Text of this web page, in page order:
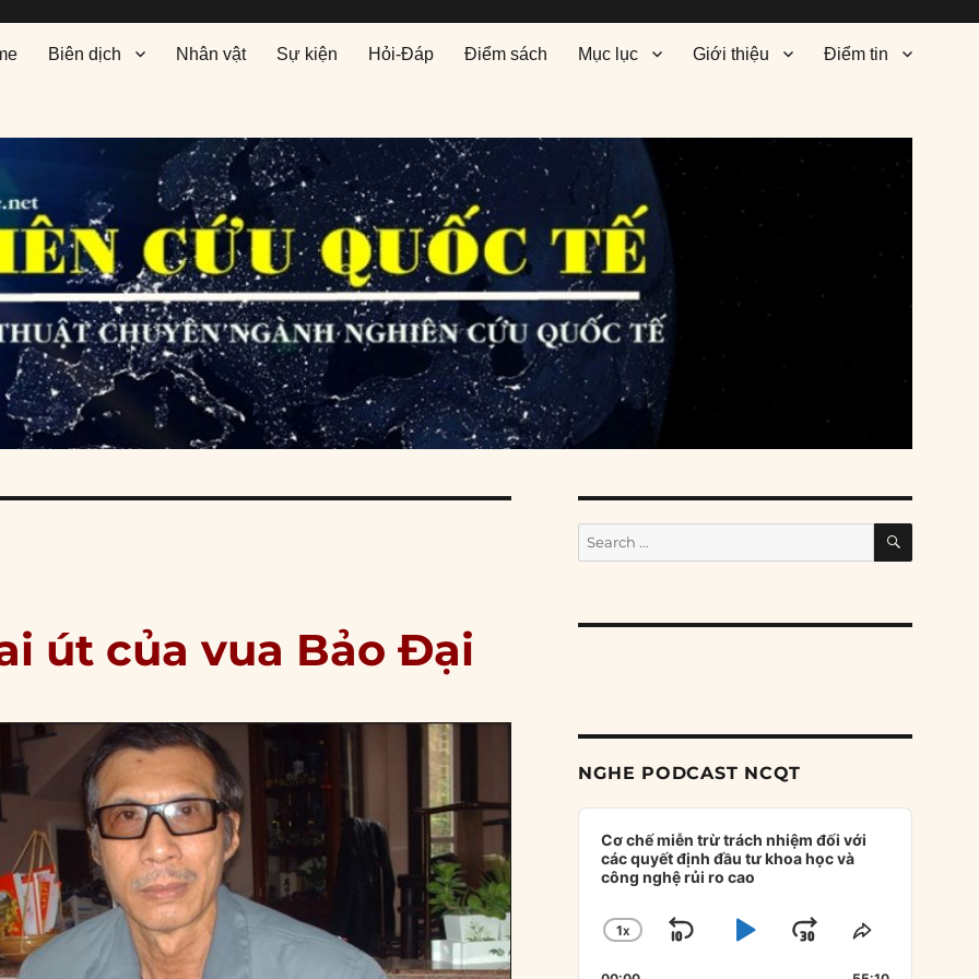
Biên dịch Nhân vật Sự kiện Hỏi-Đáp Điểm sách Mục lục Giới thiệu Điểm tin
út của vua Bảo Đại
Search
for:
SEARCH
NGHE PODCAST NCQT
Audio
Player
Cơ chế miễn trừ trách nhiệm đối với
các quyết định đầu tư khoa học và
công nghệ rủi ro cao
CHANGE
1X
SKIPPLAYJUMPSHARE